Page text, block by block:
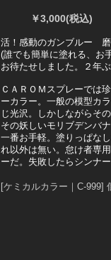
￥3,000(税込)
活！感動のガンブルー 磨
(誰でも簡単に塗れる、お
お待たせしました。２年
ＣＡＲＯＭスプレーでは
ーカラー。一般の模型カ
じ光沢。しかしながらそ
その妖しいモリブデンバ
一番お手軽。塗りっぱな
れ以外は無い。怠け者専
ーだ。失敗したらシンナー
[ケミカルカラー｜C-999]